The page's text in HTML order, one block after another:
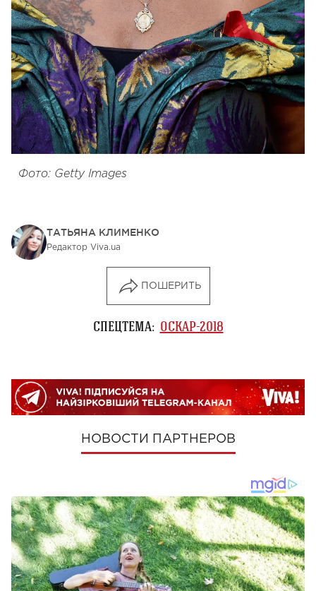
Фото: Getty Images
ТАТЬЯНА КЛИМЕНКО
Редактор Viva.ua
ПОШЕРИТЬ
СПЕЦТЕМА: ОСКАР-2018
НОВОСТИ ПАРТНЕРОВ